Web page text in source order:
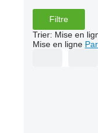
Filtre
Trier: Mise en
Mise en ligne